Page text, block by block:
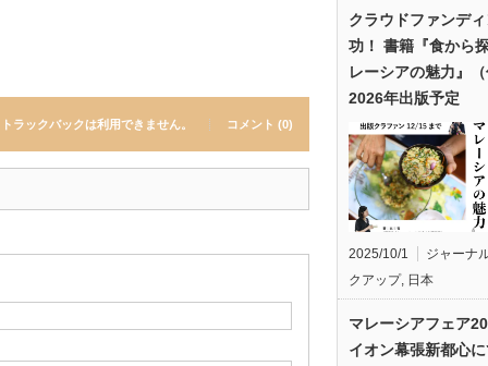
トラックバックは利用できません。 コメント (0)
クラウドファンデ
功！ 書籍『食から
レーシアの魅力』
2026年出版予定
2025/10/1
ジャーナ
クアップ, 日本
マレーシアフェア
イオン幕張新都心